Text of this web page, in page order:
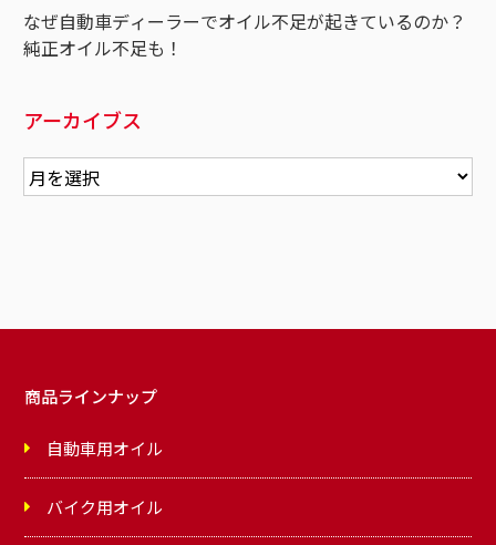
なぜ自動車ディーラーでオイル不足が起きているのか？
純正オイル不足も！
アーカイブス
商品ラインナップ
自動車用オイル
バイク用オイル